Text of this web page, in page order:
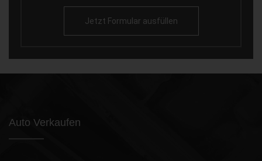
Jetzt Formular ausfüllen
Auto Verkaufen